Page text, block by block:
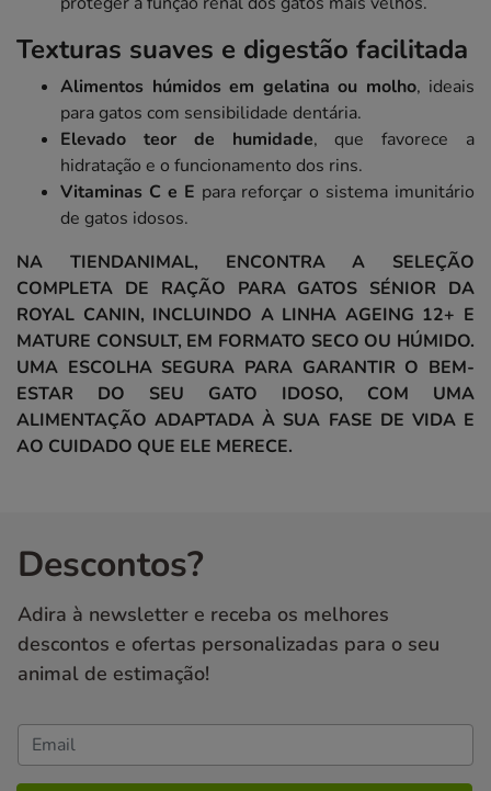
Texturas suaves e digestão facilitada
Alimentos húmidos em gelatina ou molho, ideais
para gatos com sensibilidade dentária.
Elevado teor de humidade, que favorece a
hidratação e o funcionamento dos rins.
Vitaminas C e E para reforçar o sistema imunitário
de gatos idosos.
NA TIENDANIMAL, ENCONTRA A SELEÇÃO
COMPLETA DE RAÇÃO PARA GATOS SÉNIOR DA
ROYAL CANIN, INCLUINDO A LINHA AGEING 12+ E
MATURE CONSULT, EM FORMATO SECO OU HÚMIDO.
UMA ESCOLHA SEGURA PARA GARANTIR O BEM-
ESTAR DO SEU GATO IDOSO, COM UMA
ALIMENTAÇÃO ADAPTADA À SUA FASE DE VIDA E
AO CUIDADO QUE ELE MERECE.
Descontos?
Adira à newsletter e receba os melhores
descontos e ofertas personalizadas para o seu
animal de estimação!